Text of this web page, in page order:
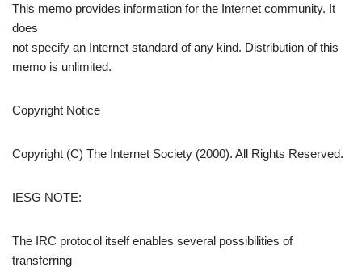
This memo provides information for the Internet community. It
does
not specify an Internet standard of any kind. Distribution of this
memo is unlimited.
Copyright Notice
Copyright (C) The Internet Society (2000). All Rights Reserved.
IESG NOTE:
The IRC protocol itself enables several possibilities of
transferring